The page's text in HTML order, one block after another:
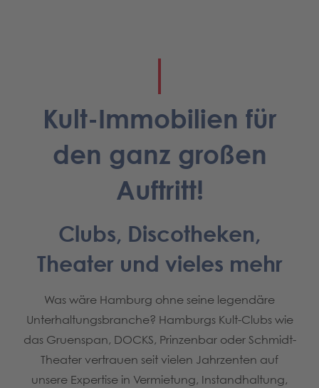
Kult-Immobilien für
den ganz großen
Auftritt!
Clubs, Discotheken,
Theater und vieles mehr
Was wäre Hamburg ohne seine legendäre
Unterhaltungsbranche? Hamburgs Kult-Clubs wie
das Gruenspan, DOCKS, Prinzenbar oder Schmidt-
Theater vertrauen seit vielen Jahrzenten auf
unsere Expertise in Vermietung, Instandhaltung,